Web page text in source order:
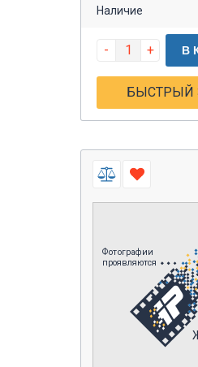
Наличие
- + В
БЫСТРЫЙ